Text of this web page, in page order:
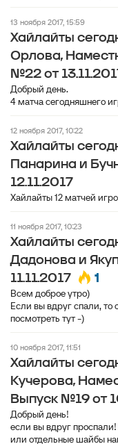
13 ноября 2017, 15:59
Хайлайты
Орлова,
№22 от
Добрый день.
4 матча сегодняшнего
12 ноября 2017, 10:22
Хайлайты
Панарина и
12.11.2017
Хайлайты 12 матчей
11 ноября 2017, 10:23
Хайлайты
Дадонова и
11.11.2017
1
Всем доброе утро)
Если вы вдруг спали,
посмотреть тут -)
10 ноября 2017, 11:51
Хайлайты
Кучерова,
Выпуск №19 от
Добрый день!
если вы вдруг
или отдельные шайбы